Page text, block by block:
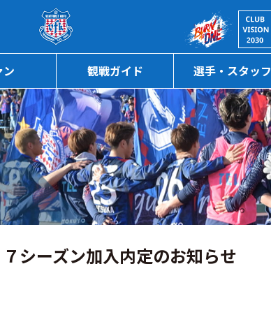
ページの本文へ
ン 観戦ガイド 選手・スタッフ
シーズン加入内定のお知らせ